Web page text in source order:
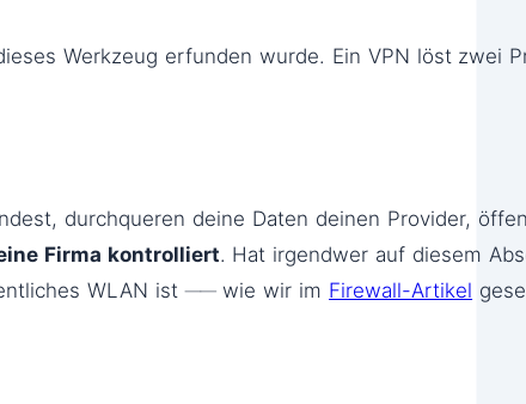
Werkzeug erfunden wurde. Ein VPN löst zwei
durchqueren deine Daten deinen Provider,
Firma kontrolliert. Hat irgendwer auf diesem
WLAN ist ── wie wir im Firewall-Artikel